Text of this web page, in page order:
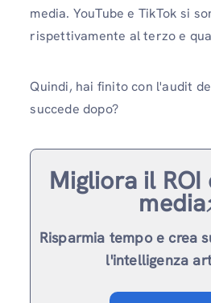
media. YouTube e TikTok si
rispettivamente al terzo e
Quindi, hai finito con l'audit
succede dopo?
Migliora il
Risparmia tempo e crea
l'intelligenza